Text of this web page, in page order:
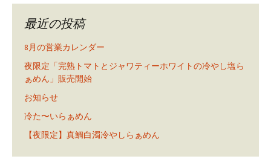
最近の投稿
8月の営業カレンダー
夜限定「完熟トマトとジャワティーホワイトの冷やし塩ら
ぁめん」販売開始
お知らせ
冷た〜いらぁめん
【夜限定】真鯛白濁冷やしらぁめん